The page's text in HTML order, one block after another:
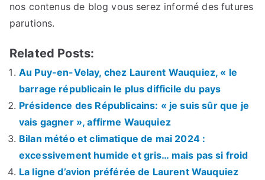
nos contenus de blog vous serez informé des futures
parutions.
Related Posts:
Au Puy-en-Velay, chez Laurent Wauquiez, « le
barrage républicain le plus difficile du pays
Présidence des Républicains: « je suis sûr que je
vais gagner », affirme Wauquiez
Bilan météo et climatique de mai 2024 :
excessivement humide et gris… mais pas si froid
La ligne d’avion préférée de Laurent Wauquiez